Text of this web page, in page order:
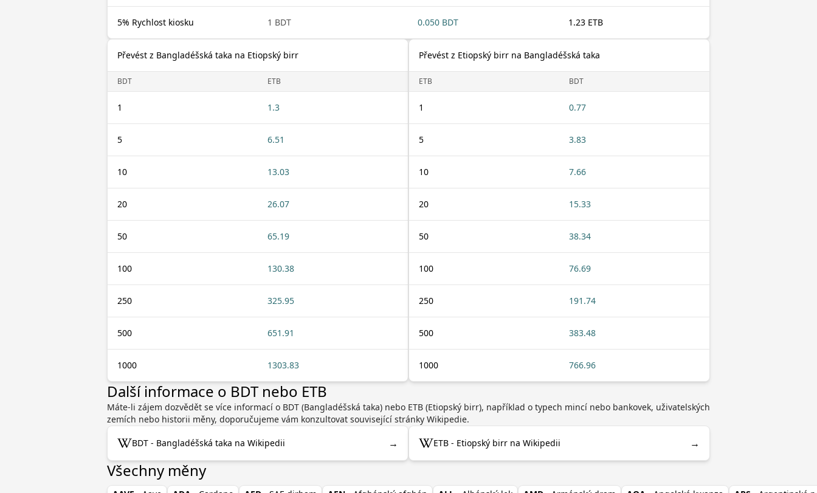
5% Rychlost kiosku 1 BDT 0.050 BDT 1.23 ETB
Převést z Bangladéšská taka na Etiopský birr
BDT ETB
1 1.3
5 6.51
10 13.03
20 26.07
50 65.19
100 130.38
250 325.95
500 651.91
1000 1303.83
Převést z Etiopský birr na Bangladéšská taka
ETB BDT
1 0.77
5 3.83
10 7.66
20 15.33
50 38.34
100 76.69
250 191.74
500 383.48
1000 766.96
Další informace o BDT nebo ETB
Máte-li zájem dozvědět se více informací o BDT (Bangladéšská taka) nebo ETB (Etiopský birr), například o typech mincí nebo bankovek, uživatelských
zemích nebo historii měny, doporučujeme vám konzultovat související stránky Wikipedie.
BDT - Bangladéšská taka na Wikipedii → ETB - Etiopský birr na Wikipedii →
Všechny měny